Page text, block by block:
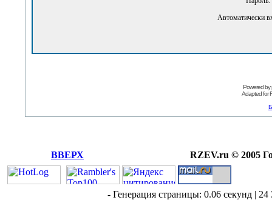
Автоматически
Powered by
Adapted for
ВВЕРХ RZEV.ru © 2005
- Генерация страницы: 0.06 секунд |